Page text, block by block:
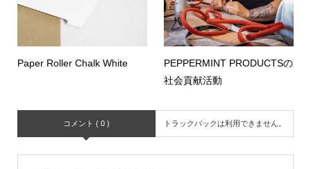
Paper Roller Chalk White
PEPPERMINT PRODUCTSの
社会貢献活動
コメント ( 0 ) トラックバックは利用できません。